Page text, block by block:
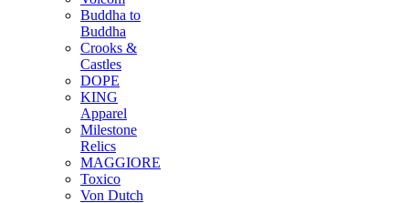
Buddha to
Buddha
Crooks &
Castles
DOPE
KING
Apparel
Milestone
Relics
MAGGIORE
Toxico
Von Dutch